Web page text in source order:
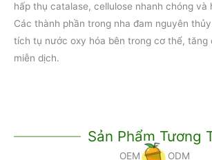
hấp thụ catalase, cellulose nhanh chóng và
Các thành phần trong nha đam nguyên
tích tụ nước oxy hóa bên trong cơ thể, tăng
miễn dịch.
Sản Phẩm Tương
OEM ODM